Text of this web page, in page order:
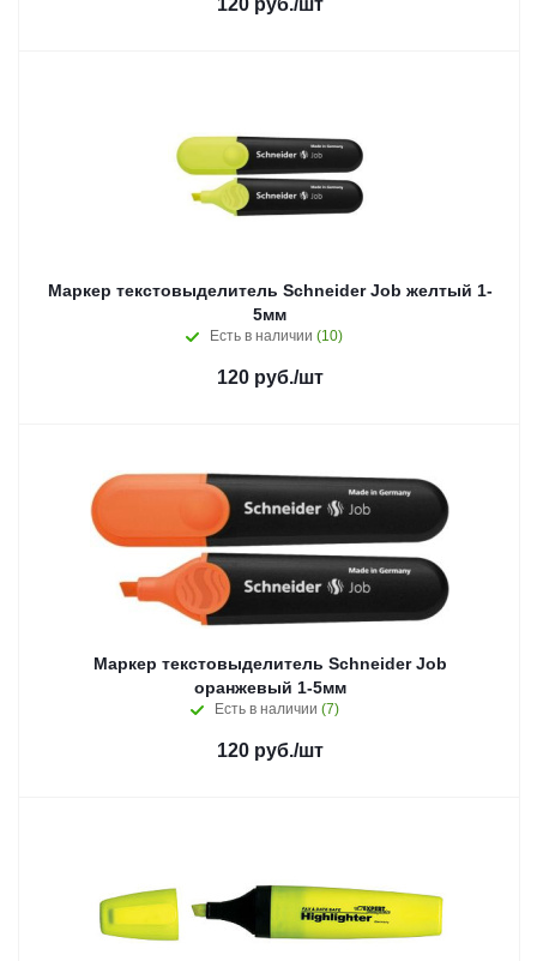
120руб./шт
Маркер текстовыделитель Schneider Job желтый 1-
5мм
Есть в наличии (10)
120руб./шт
Маркер текстовыделитель Schneider Job
оранжевый 1-5мм
Есть в наличии (7)
120руб./шт